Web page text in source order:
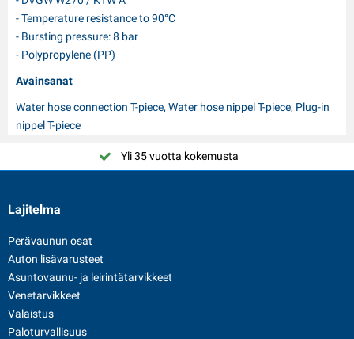
- Temperature resistance to 90°C
- Bursting pressure: 8 bar
- Polypropylene (PP)
Avainsanat
Water hose connection T-piece, Water hose nippel T-piece, Plug-in
nippel T-piece
Yli 35 vuotta kokemusta
Lajitelma
Perävaunun osat
Auton lisävarusteet
Asuntovaunu- ja leirintätarvikkeet
Venetarvikkeet
Valaistus
Paloturvallisuus